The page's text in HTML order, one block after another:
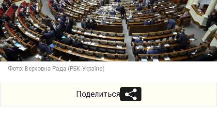
Фото: Верховна Рада (РБК-Україна)
Поделиться